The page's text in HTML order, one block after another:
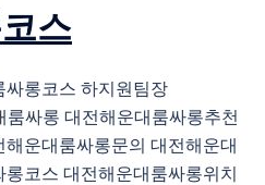
스
싸롱코스 하지원팀장
싸롱 대전해운대룸싸롱추천
운대룸싸롱문의 대전해운대
코스 대전해운대룸싸롱위치